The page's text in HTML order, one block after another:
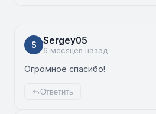
S Sergey05
6 месяцев назад
Огромное спасибо!
Ответить